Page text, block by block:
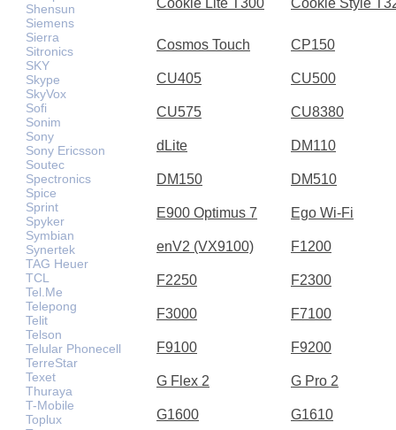
Shensun
Siemens
Sierra
Sitronics
SKY
Skype
SkyVox
Sofi
Sonim
Sony
Sony Ericsson
Soutec
Spectronics
Spice
Sprint
Spyker
Symbian
Synertek
TAG Heuer
TCL
Tel.Me
Telepong
Telit
Telson
Telular Phonecell
TerreStar
Texet
Thuraya
T-Mobile
Toplux
Cookie Lite T300 Cookie Style
Cosmos Touch CP150
CU405 CU500
CU575 CU8380
dLite DM110
DM150 DM510
E900 Optimus 7 Ego Wi-Fi
enV2 (VX9100) F1200
F2250 F2300
F3000 F7100
F9100 F9200
G Flex 2 G Pro 2
G1600 G1610